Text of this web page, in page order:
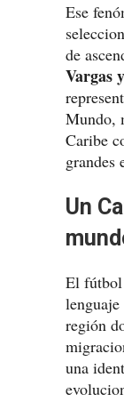
Ese
de
Vargas
Mundo,
Caribe
grandes
Un
El fútbol
región
una